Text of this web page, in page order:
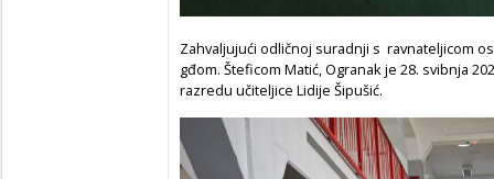
Zahvaljujući odličnoj suradnji s ravnateljicom
gđom. Šteficom Matić, Ogranak je 28. svibnja
razredu učiteljice Lidije Šipušić.